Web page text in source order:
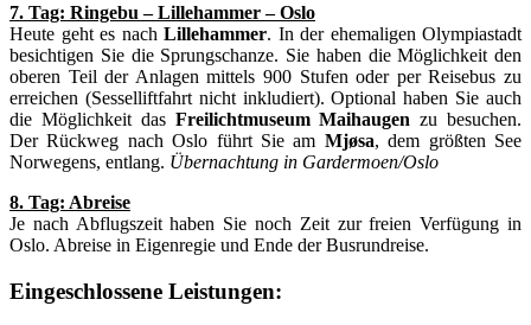
7. Tag: Ringebu – Lillehammer – Oslo
Heute geht es nach Lillehammer. In der ehemaligen Olympiastadt
besichtigen Sie die Sprungschanze. Sie haben die Möglichkeit den
oberen Teil der Anlagen mittels 900 Stufen oder per Reisebus zu
erreichen (Sesselliftfahrt nicht inkludiert). Optional haben Sie auch
die Möglichkeit das Freilichtmuseum Maihaugen zu besuchen.
Der Rückweg nach Oslo führt Sie am Mjøsa, dem größten See
Norwegens, entlang. Übernachtung in Gardermoen/Oslo
8. Tag: Abreise
Je nach Abflugszeit haben Sie noch Zeit zur freien Verfügung in
Oslo. Abreise in Eigenregie und Ende der Busrundreise.
Eingeschlossene Leistungen: